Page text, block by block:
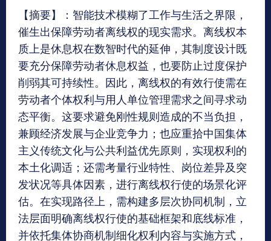
【摘要】：智能技术模糊了工作与生活之界限，
催生出保障劳动者离线权的现实需求。离线权本
质上是休息权在数智时代的延伸，其制度设计既
要充分保障劳动者休息权益，也要防止过度保护
削弱其可持续性。因此，离线权的有效行使需在
劳动者个体权利与用人单位管理需求之间寻求动
态平衡。这要求避免刚性规则造成的不当负担，
兼顾经济发展与企业竞争力；也应重拾中国集体
主义传统文化与公共利益优先原则，实现权利的
本土化调适；还需考量行业特性、岗位差异及突
发状况等具体因素，进行离线权行使的场景化评
估。在实现路径上，需构建多层次协同机制，立
法层面明确离线权行使的基础框架和底线标准，
并依托集体协商机制细化权利内容与实施方式，